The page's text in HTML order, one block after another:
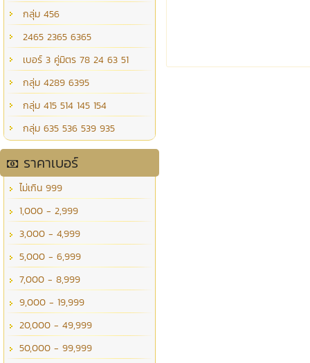
กลุ่ม 456
2465 2365 6365
เบอร์ 3 คู่มิตร 78 24 63 51
กลุ่ม 4289 6395
กลุ่ม 415 514 145 154
กลุ่ม 635 536 539 935
ราคาเบอร์
ไม่เกิน 999
1,000 - 2,999
3,000 - 4,999
5,000 - 6,999
7,000 - 8,999
9,000 - 19,999
20,000 - 49,999
50,000 - 99,999